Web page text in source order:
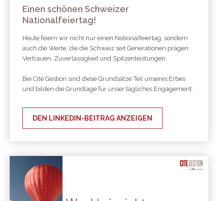
Einen schönen Schweizer
Nationalfeiertag!
Heute feiern wir nicht nur einen Nationalfeiertag, sondern
auch die Werte, die die Schweiz seit Generationen prägen:
Vertrauen, Zuverlässigkeit und Spitzenleistungen.
Bei Cité Gestion sind diese Grundsätze Teil unseres Erbes
und bilden die Grundlage für unser tägliches Engagement.
DEN LINKEDIN-BEITRAG ANZEIGEN